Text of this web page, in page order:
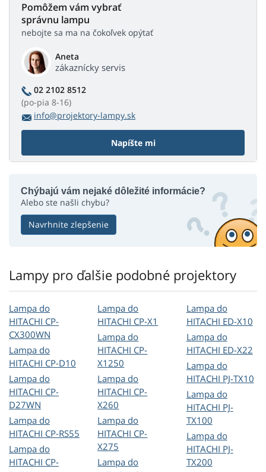
Pomôžem vám vybrať
správnu lampu
nebojte sa ma na čokoľvek opýtať
Aneta
zákaznícky servis
02 2102 8512
(po-pia 8-16)
info@projektory-lampy.sk
Napíšte mi
Chýbajú vám nejaké dôležité informácie?
Alebo ste našli chybu?
Navrhnite zlepšenie
Lampy pro ďalšie podobné projektory
Lampa do
HITACHI CP-
CX300WN
Lampa do
HITACHI CP-D10
Lampa do
HITACHI CP-
D27WN
Lampa do
HITACHI CP-RS55
Lampa do
HITACHI CP-
Lampa do
HITACHI CP-X1
Lampa do
HITACHI CP-
X1250
Lampa do
HITACHI CP-
X260
Lampa do
HITACHI CP-
X275
Lampa do
Lampa do
HITACHI ED-X10
Lampa do
HITACHI ED-X22
Lampa do
HITACHI PJ-TX10
Lampa do
HITACHI PJ-
TX100
Lampa do
HITACHI PJ-
TX200